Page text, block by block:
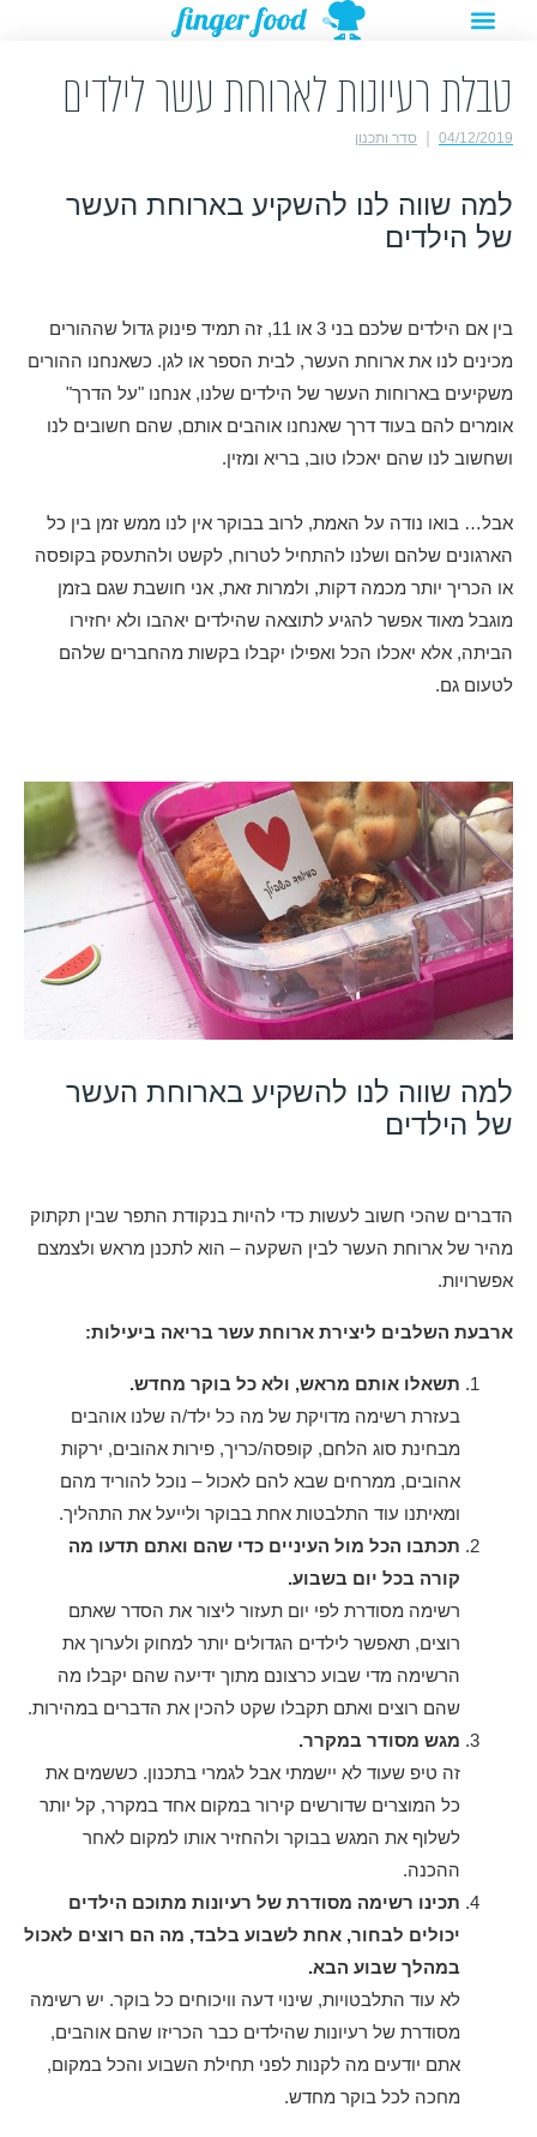
תפריט
טבלת רעיונות לארוחת עשר לילדים
04/12/2019 סדר ותכנון
למה שווה לנו להשקיע בארוחת העשר
של הילדים
בין אם הילדים שלכם בני 3 או 11, זה תמיד פינוק גדול שההורים
מכינים לנו את ארוחת העשר, לבית הספר או לגן. כשאנחנו ההורים
משקיעים בארוחות העשר של הילדים שלנו, אנחנו "על הדרך"
אומרים להם בעוד דרך שאנחנו אוהבים אותם, שהם חשובים לנו
ושחשוב לנו שהם יאכלו טוב, בריא ומזין.
אבל… בואו נודה על האמת, לרוב בבוקר אין לנו ממש זמן בין כל
הארגונים שלהם ושלנו להתחיל לטרוח, לקשט ולהתעסק בקופסה
או הכריך יותר מכמה דקות, ולמרות זאת, אני חושבת שגם בזמן
מוגבל מאוד אפשר להגיע לתוצאה שהילדים יאהבו ולא יחזירו
הביתה, אלא יאכלו הכל ואפילו יקבלו בקשות מהחברים שלהם
לטעום גם.
למה שווה לנו להשקיע בארוחת העשר
של הילדים
הדברים שהכי חשוב לעשות כדי להיות בנקודת התפר שבין תקתוק
מהיר של ארוחת העשר לבין השקעה – הוא לתכנן מראש ולצמצם
אפשרויות.
ארבעת השלבים ליצירת ארוחת עשר בריאה ביעילות:
תשאלו אותם מראש, ולא כל בוקר מחדש.
בעזרת רשימה מדויקת של מה כל ילד/ה שלנו אוהבים
מבחינת סוג הלחם, קופסה/כריך, פירות אהובים, ירקות
אהובים, ממרחים שבא להם לאכול – נוכל להוריד מהם
ומאיתנו עוד התלבטות אחת בבוקר ולייעל את התהליך.
תכתבו הכל מול העיניים כדי שהם ואתם תדעו מה
קורה בכל יום בשבוע.
רשימה מסודרת לפי יום תעזור ליצור את הסדר שאתם
רוצים, תאפשר לילדים הגדולים יותר למחוק ולערוך את
הרשימה מדי שבוע כרצונם מתוך ידיעה שהם יקבלו מה
שהם רוצים ואתם תקבלו שקט להכין את הדברים במהירות.
מגש מסודר במקרר.
זה טיפ שעוד לא יישמתי אבל לגמרי בתכנון. כששמים את
כל המוצרים שדורשים קירור במקום אחד במקרר, קל יותר
לשלוף את המגש בבוקר ולהחזיר אותו למקום לאחר
ההכנה.
תכינו רשימה מסודרת של רעיונות מתוכם הילדים
יכולים לבחור, אחת לשבוע בלבד, מה הם רוצים לאכול
במהלך שבוע הבא.
לא עוד התלבטויות, שינוי דעה וויכוחים כל בוקר. יש רשימה
מסודרת של רעיונות שהילדים כבר הכריזו שהם אוהבים,
אתם יודעים מה לקנות לפני תחילת השבוע והכל במקום,
מחכה לכל בוקר מחדש.